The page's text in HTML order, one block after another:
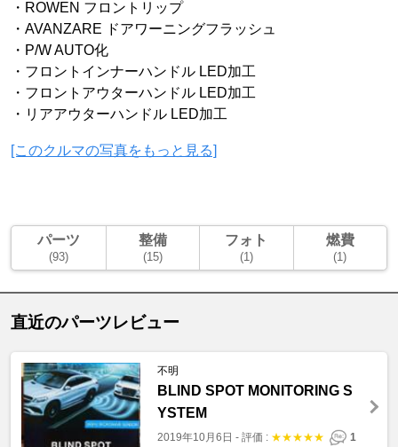
・ROWEN フロントリップ
・AVANZARE ドアワーニングフラッシュ
・P/W AUTO化
・フロントインナーハンドル LED加工
・フロントアウターハンドル LED加工
・リアアウターハンドル LED加工
[このクルマの写真をもっと見る]
パーツ
(93)
整備
(15)
フォト
(1)
燃費
(1)
直近のパーツレビュー
不明
BLIND SPOT MONITORING S
YSTEM
2019年10月6日 - 評価 : ★★★★★ 1